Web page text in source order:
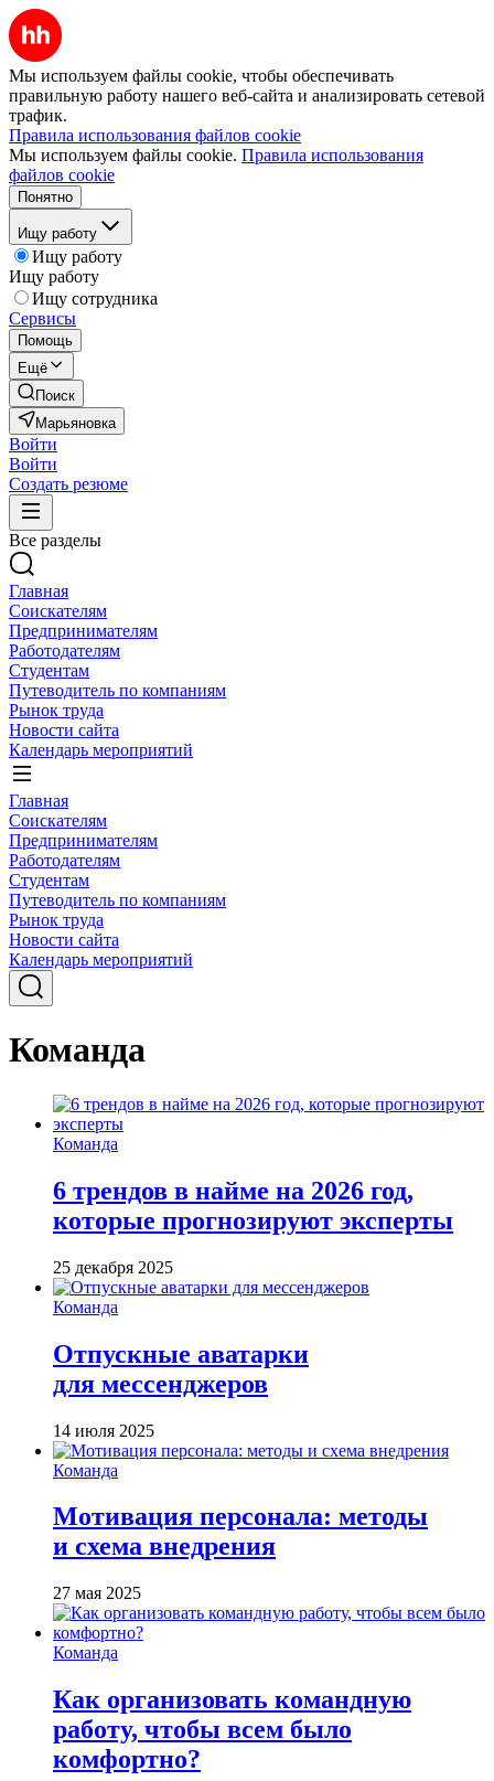
Мы используем файлы cookie, чтобы обеспечивать
правильную работу нашего веб-сайта и анализировать сетевой
трафик.
Правила использования файлов cookie
Мы используем файлы cookie. Правила использования
файлов cookie
Понятно
Ищу работу
Ищу работу
Ищу работу
Ищу сотрудника
Сервисы
Помощь
Ещё
Поиск
Марьяновка
Войти
Войти
Создать резюме
Все разделы
Главная
Соискателям
Предпринимателям
Работодателям
Студентам
Путеводитель по компаниям
Рынок труда
Новости сайта
Календарь мероприятий
Главная
Соискателям
Предпринимателям
Работодателям
Студентам
Путеводитель по компаниям
Рынок труда
Новости сайта
Календарь мероприятий
Команда
Команда
6 трендов в найме на 2026 год,
которые прогнозируют эксперты
25 декабря 2025
Команда
Отпускные аватарки
для мессенджеров
14 июля 2025
Команда
Мотивация персонала: методы
и схема внедрения
27 мая 2025
Команда
Как организовать командную
работу, чтобы всем было
комфортно?